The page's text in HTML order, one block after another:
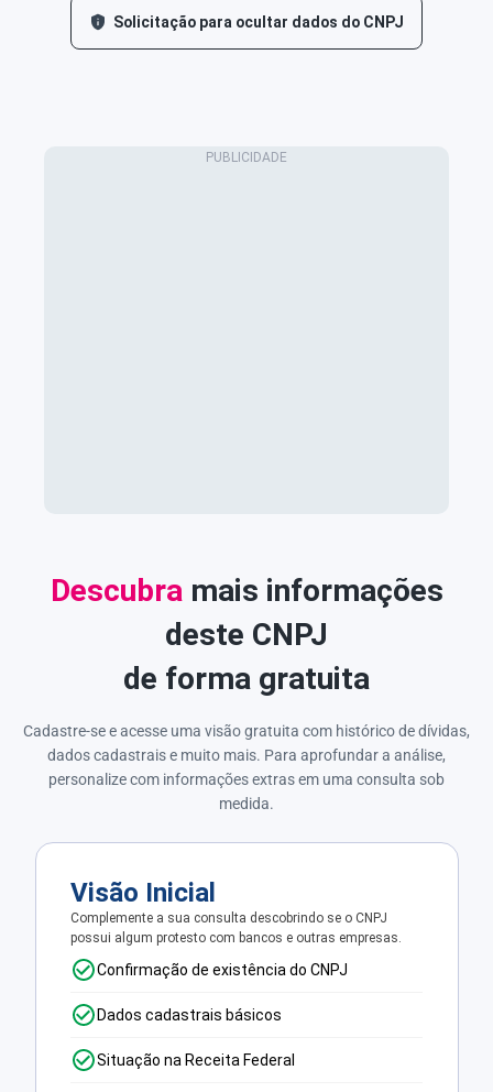
Solicitação para ocultar dados do CNPJ
Descubra mais informações
deste CNPJ
de forma gratuita
Cadastre-se e acesse uma visão gratuita com histórico de dívidas,
dados cadastrais e muito mais. Para aprofundar a análise,
personalize com informações extras em uma consulta sob
medida.
Visão Inicial
Complemente a sua consulta descobrindo se o CNPJ
possui algum protesto com bancos e outras empresas.
Confirmação de existência do CNPJ
Dados cadastrais básicos
Situação na Receita Federal